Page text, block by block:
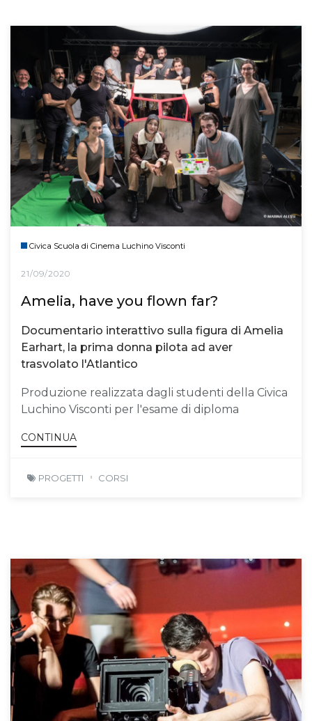
Civica Scuola di Cinema Luchino Visconti
21/09/2020
Amelia, have you flown far?
Documentario interattivo sulla figura di Amelia
Earhart, la prima donna pilota ad aver
trasvolato l'Atlantico
Produzione realizzata dagli studenti della Civica
Luchino Visconti per l'esame di diploma
CONTINUA
PROGETTI CORSI